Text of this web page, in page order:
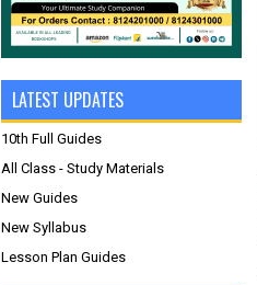
LATEST UPDATES
10th Full Guides
All Class - Study Materials
New Guides
New Syllabus
Lesson Plan Guides